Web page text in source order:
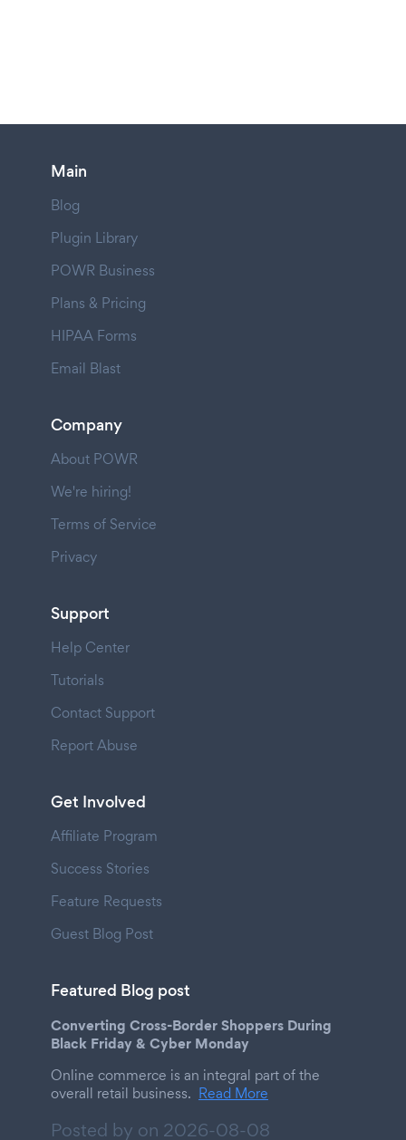
Main
Blog
Plugin Library
POWR Business
Plans & Pricing
HIPAA Forms
Email Blast
Company
About POWR
We're hiring!
Terms of Service
Privacy
Support
Help Center
Tutorials
Contact Support
Report Abuse
Get Involved
Affiliate Program
Success Stories
Feature Requests
Guest Blog Post
Featured Blog post
Converting Cross-Border Shoppers During
Black Friday & Cyber Monday
Online commerce is an integral part of the
overall retail business. Read More
Posted by on 2026-08-08